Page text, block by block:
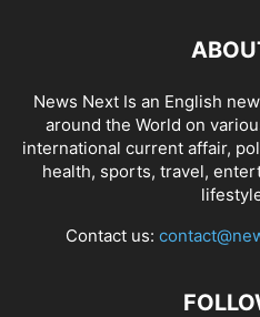
News Next Is an English
around the World on
international current affair,
health, sports, travel,
Contact us: